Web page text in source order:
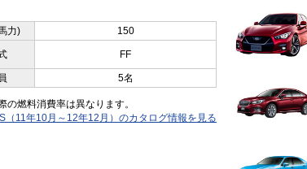
力)
150
FF
5名
燃料消費率は異なります。
（11年10月～12年12月）のカタログ情報を見る